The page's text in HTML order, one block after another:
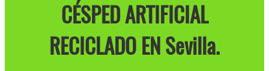
CÉSPED ARTIFICIAL
RECICLADO EN Sevilla.